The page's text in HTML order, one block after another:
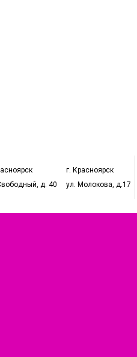
д. 40
г. Красноярск
ул. Молокова, д.17